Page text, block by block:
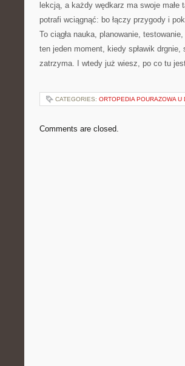
lekcją, a każdy wędkarz ma swoje
potrafi wciągnąć: bo łączy przygody i
To ciągła nauka, planowanie,
ten jeden moment, kiedy spławik
zatrzyma. I wtedy już wiesz, po co tu
CATEGORIES: ORTOPEDIA POURAZOWA U
Comments are closed.